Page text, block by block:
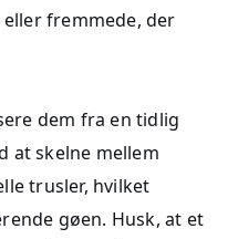
fremmede, der
dem fra en tidlig
at skelne mellem
trusler, hvilket
gøen. Husk, at et